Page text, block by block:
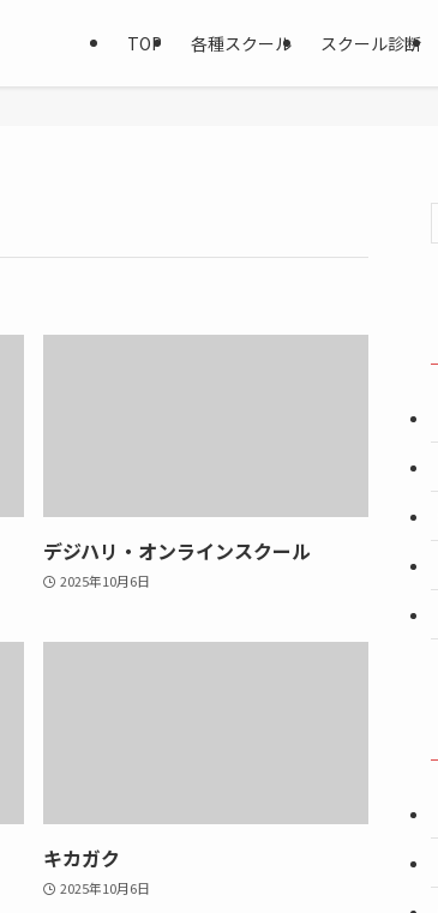
TOP 各種スクール スクール診断
デジハリ・オンラインスクール
2025年10月6日
キカガク
2025年10月6日